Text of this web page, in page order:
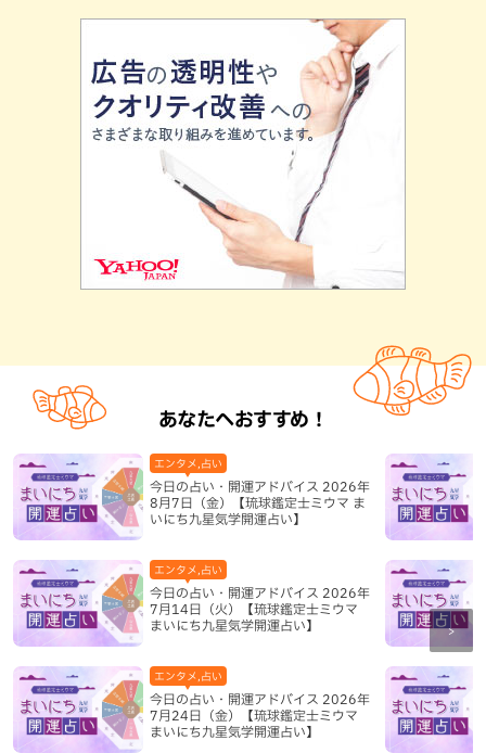
あなたへおすすめ！
今日の占い・開運アドバイス 2026年
8月7日（金）【琉球鑑定士ミウマ ま
いにち九星気学開運占い】
エンタメ,占い
今日の占い・開運アドバイス 2026年
7月14日（火）【琉球鑑定士ミウマ
まいにち九星気学開運占い】
エンタメ,占い
今日の占い・開運アドバイス 2026年
7月24日（金）【琉球鑑定士ミウマ
まいにち九星気学開運占い】
エンタメ,占い